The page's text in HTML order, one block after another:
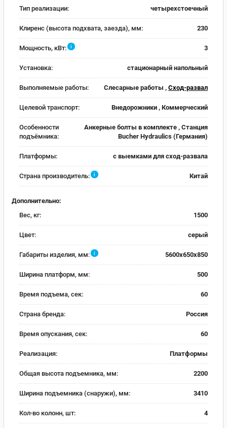
Тип реализации: четырехстоечный
Клиренс (высота подхвата, заезда), мм: 230
Мощность, кВт: i 3
Установка: стационарный напольный
Выполняемые работы: Слесарные работы , Сход-развал
Целевой транспорт: Внедорожники , Коммерческий
Особенности
подъёмника:
Анкерные болты в комплекте , Станция
Bucher Hydraulics (Германия)
Платформы: с выемками для сход-развала
Страна производитель: i Китай
Дополнительно:
Вес, кг:
1500
Цвет: серый
Габариты изделия, мм: i 5600x650x850
Ширина платформ, мм: 500
Время подъема, сек: 60
Страна бренда: Россия
Время опускания, сек: 60
Реализация: Платформы
Общая высота подъемника, мм: 2200
Ширина подъемника (снаружи), мм: 3410
Кол-во колонн, шт: 4